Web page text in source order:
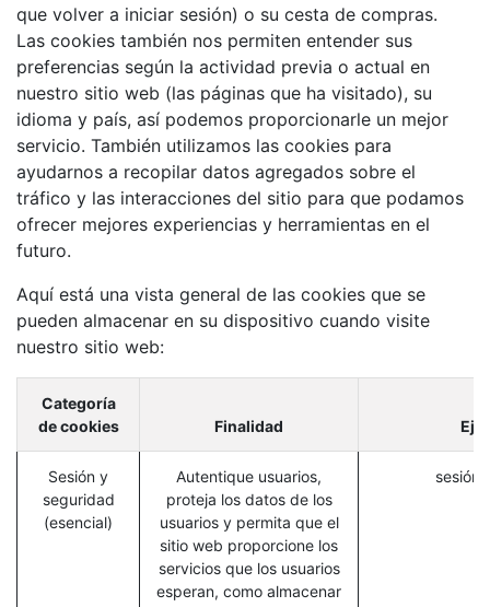
que volver a iniciar sesión) o su cesta de compras.
Las cookies también nos permiten entender sus
preferencias según la actividad previa o actual en
nuestro sitio web (las páginas que ha visitado), su
idioma y país, así podemos proporcionarle un mejor
servicio. También utilizamos las cookies para
ayudarnos a recopilar datos agregados sobre el
tráfico y las interacciones del sitio para que podamos
ofrecer mejores experiencias y herramientas en el
futuro.
Aquí está una vista general de las cookies que se
pueden almacenar en su dispositivo cuando visite
nuestro sitio web:
Categoría
de cookies
Finalidad
Sesión y
seguridad
(esencial)
Autentique usuarios,
proteja los datos de los
usuarios y permita que el
sitio web proporcione los
servicios que los usuarios
esperan, como almacenar